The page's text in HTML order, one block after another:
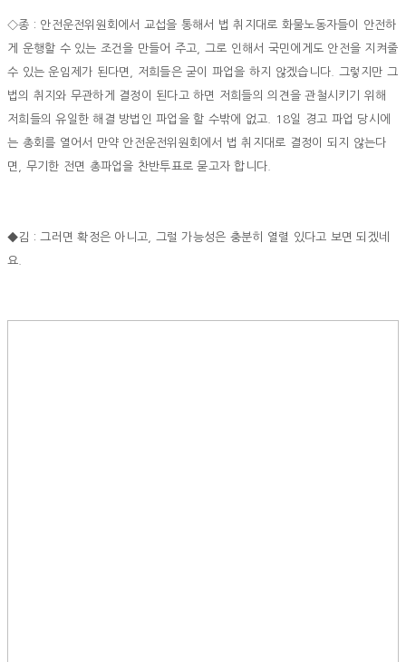
◇종 : 안전운전위원회에서 교섭을 통해서 법 취지대로 화물노동자들이 안전하
게 운행할 수 있는 조건을 만들어 주고, 그로 인해서 국민에게도 안전을 지켜줄
수 있는 운임제가 된다면, 저희들은 굳이 파업을 하지 않겠습니다. 그렇지만 그
법의 취지와 무관하게 결정이 된다고 하면 저희들의 의견을 관철시키기 위해
저희들의 유일한 해결 방법인 파업을 할 수밖에 없고. 18일 경고 파업 당시에
는 총회를 열어서 만약 안전운전위원회에서 법 취지대로 결정이 되지 않는다
면, 무기한 전면 총파업을 찬반투표로 묻고자 합니다.
◆김 : 그러면 확정은 아니고, 그럴 가능성은 충분히 열렬 있다고 보면 되겠네
요.